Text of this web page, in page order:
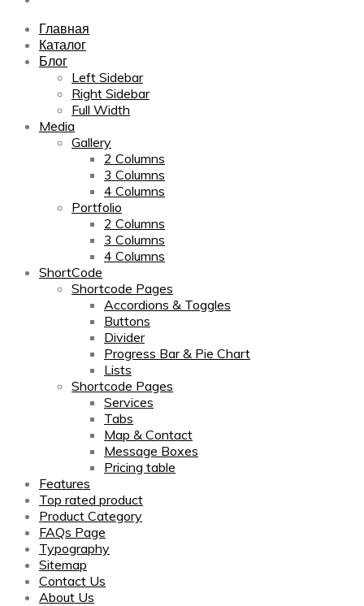
Главная
Каталог
Блог
Left Sidebar
Right Sidebar
Full Width
Media
Gallery
2 Columns
3 Columns
4 Columns
Portfolio
2 Columns
3 Columns
4 Columns
ShortCode
Shortcode Pages
Accordions & Toggles
Buttons
Divider
Progress Bar & Pie Chart
Lists
Shortcode Pages
Services
Tabs
Map & Contact
Message Boxes
Pricing table
Features
Top rated product
Product Category
FAQs Page
Typography
Sitemap
Contact Us
About Us